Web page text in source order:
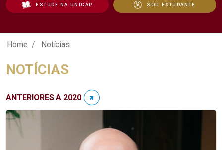
ESTUDE NA UNICAP SOU ESTUDANTE
Notícias - Unicap
Home Notícias
NOTÍCIAS
ANTERIORES A 2020